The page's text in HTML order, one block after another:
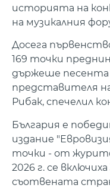
историята на
на музикалния
Досега
169 точки
държеше песента
представителя
Рибак, спечелил
България е
издание
точки - от
2026 г. се
съотвената